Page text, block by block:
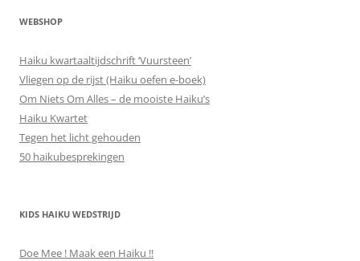
WEBSHOP
Haiku kwartaaltijdschrift ‘Vuursteen’
Vliegen op de rijst (Haiku oefen e-boek)
Om Niets Om Alles – de mooiste Haiku’s
Haiku Kwartet
Tegen het licht gehouden
50 haikubesprekingen
KIDS HAIKU WEDSTRIJD
Doe Mee ! Maak een Haiku !!